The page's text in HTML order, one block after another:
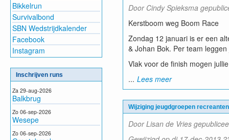
Bikkelrun
Survivalbond
SBN Wedstrijdkalender
Facebook
Instagram
Inschrijven runs
Za 29-aug-2026
Balkbrug
Zo 06-sep-2026
Wesepe
Zo 06-sep-2026
Door Cindy Spieksma
Kerstboom weg Boom Race
Zondag 12 januari is er een
& Johan Bok. Per team
Vlak voor de finish mogen
... Lees meer
Wijziging jeugdgroepen
Door Lisan de Vries